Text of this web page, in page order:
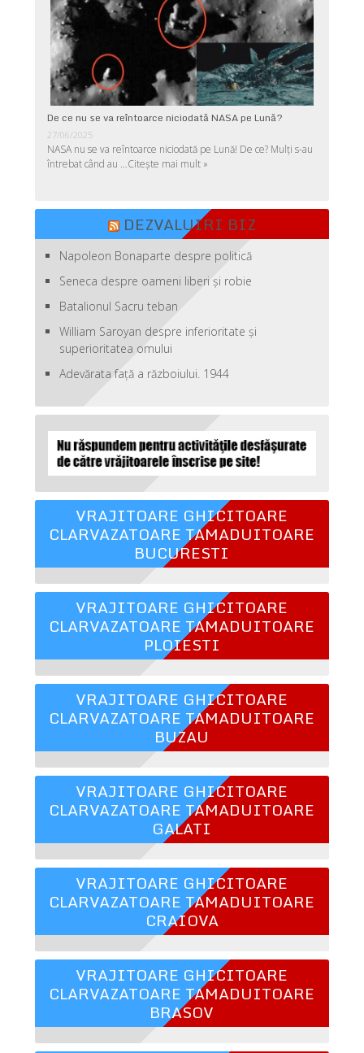
De ce nu se va reîntoarce niciodată NASA pe Lună?
27/06/2025
NASA nu se va reîntoarce niciodată pe Lună! De ce? Mulţi s-au
întrebat când au …Citește mai mult »
DEZVALUIRI BIZ
Napoleon Bonaparte despre politică
Seneca despre oameni liberi şi robie
Batalionul Sacru teban
William Saroyan despre inferioritate şi
superioritatea omului
Adevărata față a războiului. 1944
VRAJITOARE GHICITOARE
CLARVAZATOARE TAMADUITOARE
BUCURESTI
VRAJITOARE GHICITOARE
CLARVAZATOARE TAMADUITOARE
PLOIESTI
VRAJITOARE GHICITOARE
CLARVAZATOARE TAMADUITOARE
BUZAU
VRAJITOARE GHICITOARE
CLARVAZATOARE TAMADUITOARE
GALATI
VRAJITOARE GHICITOARE
CLARVAZATOARE TAMADUITOARE
CRAIOVA
VRAJITOARE GHICITOARE
CLARVAZATOARE TAMADUITOARE
BRASOV